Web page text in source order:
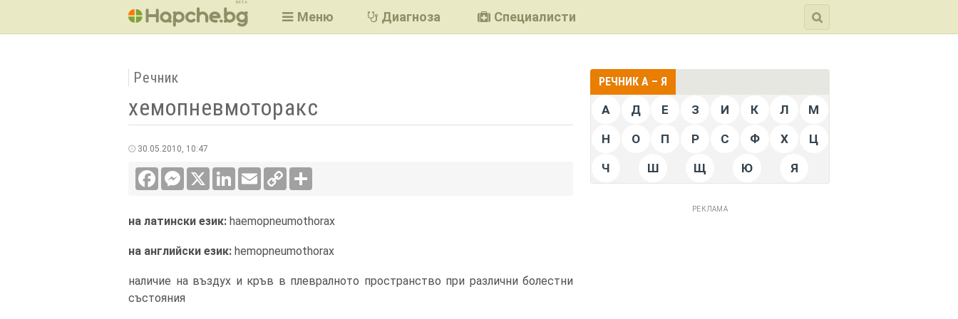
BETA
Меню Диагноза Специалисти
Речник
хемопневмоторакс
30.05.2010, 10:47
FacebookMessenger LinkedInEmail
Copy
Link
на латински език: haemopneumothorax
на английски език: hemopneumothorax
наличие на въздух и кръв в плевралното пространство при различни болестни
състояния
РЕЧНИК А – Я
А Д Е З И К Л М
Н О П Р С Ф Х Ц
Ч Ш Щ Ю Я
РЕКЛАМА